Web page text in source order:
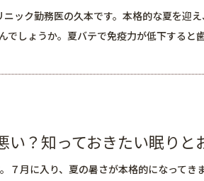
ニック勤務医の久本です。本格的な夏を迎
でしょうか。夏バテで免疫力が低下すると
い？知っておきたい眠りと
７月に入り、夏の暑さが本格的になって